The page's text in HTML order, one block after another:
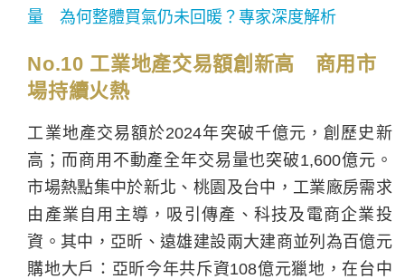
量 為何整體買氣仍未回暖？專家深度解析
No.10 工業地產交易額創新高 商用市
場持續火熱
工業地產交易額於2024年突破千億元，創歷史新
高；而商用不動產全年交易量也突破1,600億元。
市場熱點集中於新北、桃園及台中，工業廠房需求
由產業自用主導，吸引傳產、科技及電商企業投
資。其中，亞昕、遠雄建設兩大建商並列為百億元
購地大戶：亞昕今年共斥資108億元獵地，在台中